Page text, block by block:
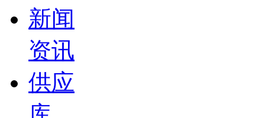
新闻
资讯
供应